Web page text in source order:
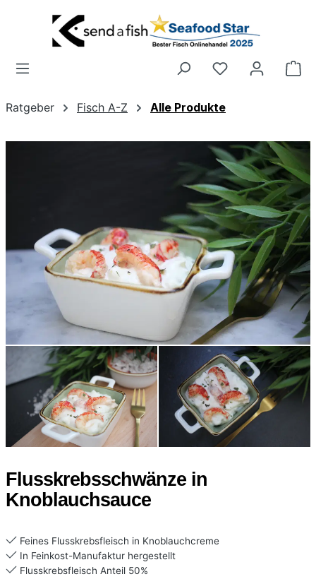
Zum Hauptinhalt springen
Ratgeber Fisch A-Z Alle Produkte
Flusskrebsschwänze in
Knoblauchsauce
Feines Flusskrebsfleisch in Knoblauchcreme
In Feinkost-Manufaktur hergestellt
Flusskrebsfleisch Anteil 50%